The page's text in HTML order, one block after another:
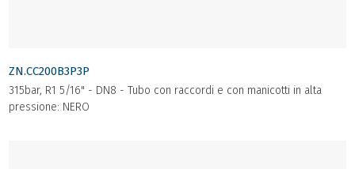
ZN.CC200B3P3P
315bar, R1 5/16" - DN8 - Tubo con raccordi e con manicotti in alta
pressione: NERO